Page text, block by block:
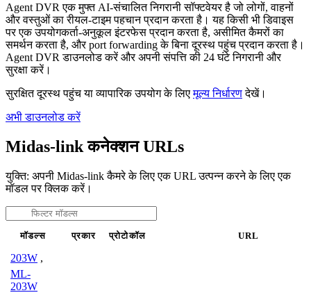
Agent DVR एक मुफ्त AI-संचालित निगरानी सॉफ्टवेयर है जो लोगों, वाहनों
और वस्तुओं का रीयल-टाइम पहचान प्रदान करता है। यह किसी भी डिवाइस
पर एक उपयोगकर्ता-अनुकूल इंटरफेस प्रदान करता है, असीमित कैमरों का
समर्थन करता है, और port forwarding के बिना दूरस्थ पहुंच प्रदान करता है।
Agent DVR डाउनलोड करें और अपनी संपत्ति की 24 घंटे निगरानी और
सुरक्षा करें।
सुरक्षित दूरस्थ पहुंच या व्यापारिक उपयोग के लिएमूल्य निर्धारणदेखें।
अभी डाउनलोड करें
Midas-link कनेक्शन URLs
युक्ति: अपनी Midas-link कैमरे के लिए एक URL उत्पन्न करने के लिए एक
मॉडल पर क्लिक करें।
मॉडल्स प्रकार प्रोटोकॉल URL
203W ,
ML-
203W